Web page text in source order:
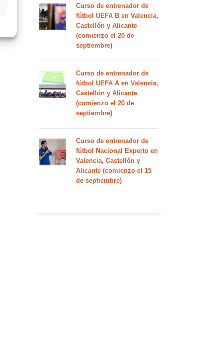
Curso de entrenador de
fútbol UEFA B en Valencia,
Castellón y Alicante
(comienzo el 20 de
septiembre)
Curso de entrenador de
fútbol UEFA A en Valencia,
Castellón y Alicante
(comienzo el 20 de
septiembre)
Curso de entrenador de
fútbol Nacional Experto en
Valencia, Castellón y
Alicante (comienzo el 15
de septiembre)